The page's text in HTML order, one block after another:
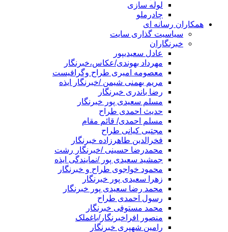
لوله سازی
چادرملو
همکاران رسانه ای
سیاسیت گذاری سایت
خبرنگاران
عادل سعیدیپور
مهرداد بهوندی/عکاس،خبرنگار
معصومه امیری طراح وگرافیست
مریم بهمنی شیمن /خبرنگار ایذه
رضا باندری خبرنگار
مسلم سعیدی پور خبرنگار
حدیث احمدی طراح
مسلم احمدی/ قائم مقام
مجتبی کیانی طراح
فخرالدین طاهرزاده خبرنگار
محمدرضا حسینی /خبرنگار رشت
جمشید سعیدی پور /نمایندگی ایذه
محمود خواجوی طراح و خبرنگار
زهرا سعیدی پور خبرنگار
محمد رضا سعیدی پور خبرنگار
رسول احمدی طراح
محمد مستوفی خبرنگار
منصور افراخبرنگار/باغملک
رامین شهپری خبرنگار